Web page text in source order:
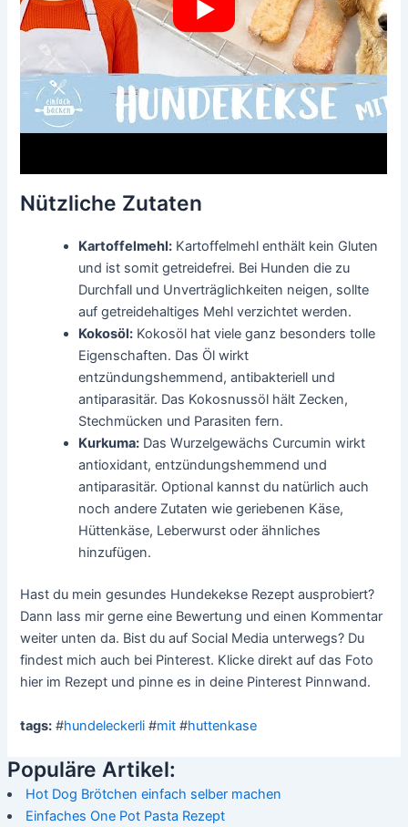
Nützliche Zutaten
Kartoffelmehl: Kartoffelmehl enthält kein Gluten
und ist somit getreidefrei. Bei Hunden die zu
Durchfall und Unverträglichkeiten neigen, sollte
auf getreidehaltiges Mehl verzichtet werden.
Kokosöl: Kokosöl hat viele ganz besonders tolle
Eigenschaften. Das Öl wirkt
entzündungshemmend, antibakteriell und
antiparasitär. Das Kokosnussöl hält Zecken,
Stechmücken und Parasiten fern.
Kurkuma: Das Wurzelgewächs Curcumin wirkt
antioxidant, entzündungshemmend und
antiparasitär. Optional kannst du natürlich auch
noch andere Zutaten wie geriebenen Käse,
Hüttenkäse, Leberwurst oder ähnliches
hinzufügen.
Hast du mein gesundes Hundekekse Rezept ausprobiert?
Dann lass mir gerne eine Bewertung und einen Kommentar
weiter unten da. Bist du auf Social Media unterwegs? Du
findest mich auch bei Pinterest. Klicke direkt auf das Foto
hier im Rezept und pinne es in deine Pinterest Pinnwand.
tags: #hundeleckerli #mit #huttenkase
Populäre Artikel:
Hot Dog Brötchen einfach selber machen
Einfaches One Pot Pasta Rezept